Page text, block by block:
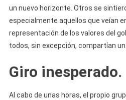
un nuevo horizonte. Otros se
especialmente aquellos que veían
representación de los valores del
todos, sin excepción, compartían
Giro inesperado.
Al cabo de unas horas, el propio